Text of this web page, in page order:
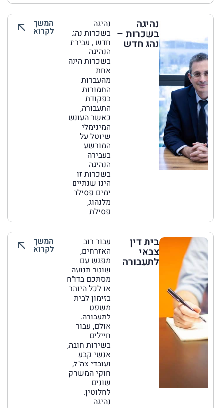
נהיגה
בשכרות –
נהג חדש
נהיגה
בשכרות נהג
חדש , עבירת
הנהיגה
בשכרות הינה
אחת
מהעברות
החמורות
בפקודת
התעבורה,
כאשר העונש
המינימלי
שיוטל על
המורשע
בעבירה
הנהיגה
בשכרות זו
הינו שנתיים
ימים פסילה
מלנהוג,
פסילת
המשך
לקרוא
בית דין
צבאי
לתעבורה
עבור רוב
האזרחים,
מפגש עם
שוטר תנועה
מסתכם בדו"ח
או לכל היותר
בזימון לבית
משפט
לתעבורה.
אולם, עבור
חיילים
בשירות חובה,
אנשי קבע
ועובדי צה"ל,
חוקי המשחק
שונים
לחלוטין.
נהיגה
המשך
לקרוא